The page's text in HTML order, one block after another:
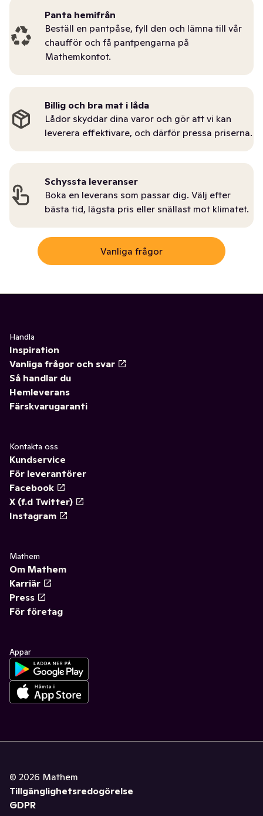
Panta hemifrån
Beställ en pantpåse, fyll den och lämna till vår
chaufför och få pantpengarna på
Mathemkontot.
Billig och bra mat i låda
Lådor skyddar dina varor och gör att vi kan
leverera effektivare, och därför pressa priserna.
Schyssta leveranser
Boka en leverans som passar dig. Välj efter
bästa tid, lägsta pris eller snällast mot klimatet.
Vanliga frågor
Handla
Inspiration
Vanliga frågor och svar
Så handlar du
Hemleverans
Färskvarugaranti
Kontakta oss
Kundservice
För leverantörer
Facebook
X (f.d Twitter)
Instagram
Mathem
Om Mathem
Karriär
Press
För företag
Appar
© 2026 Mathem
Tillgänglighetsredogörelse
GDPR